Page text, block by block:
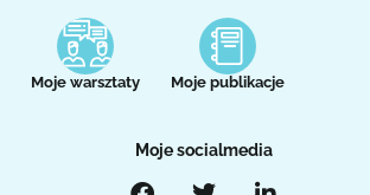
Moje warsztaty Moje publikacje
Moje socialmedia